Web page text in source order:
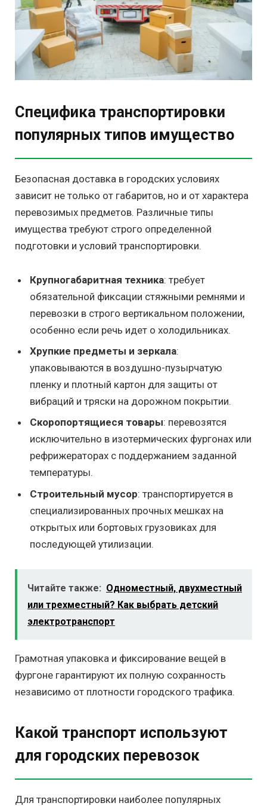
Специфика транспортировки
популярных типов имущество
Безопасная доставка в городских условиях
зависит не только от габаритов, но и от характера
перевозимых предметов. Различные типы
имущества требуют строго определенной
подготовки и условий транспортировки.
Крупногабаритная техника: требует
обязательной фиксации стяжными ремнями и
перевозки в строго вертикальном положении,
особенно если речь идет о холодильниках.
Хрупкие предметы и зеркала:
упаковываются в воздушно-пузырчатую
пленку и плотный картон для защиты от
вибраций и тряски на дорожном покрытии.
Скоропортящиеся товары: перевозятся
исключительно в изотермических фургонах или
рефрижераторах с поддержанием заданной
температуры.
Строительный мусор: транспортируется в
специализированных прочных мешках на
открытых или бортовых грузовиках для
последующей утилизации.
Читайте также: Одноместный, двухместный
или трехместный? Как выбрать детский
электротранспорт
Грамотная упаковка и фиксирование вещей в
фургоне гарантируют их полную сохранность
независимо от плотности городского трафика.
Какой транспорт используют
для городских перевозок
Для транспортировки наиболее популярных